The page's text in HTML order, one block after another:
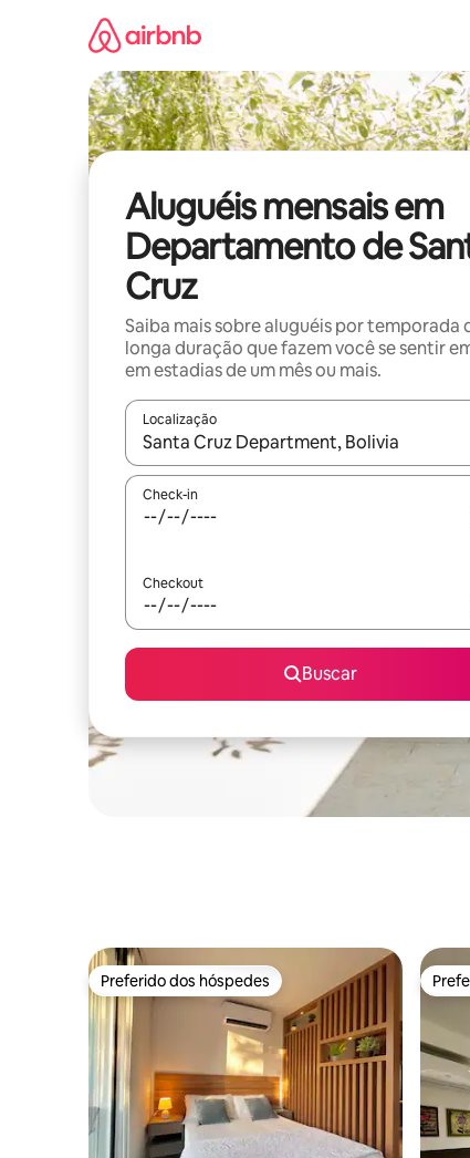
Aluguéis mensais em
Departamento de
Cruz
Saiba mais sobre aluguéis por temporada
longa duração que fazem você se sentir
em estadias de um mês ou mais.
Localização
Quando os resultados estiverem disponíveis,
Check-in
Checkout
Buscar
Preferido dos hóspedes
Preferido dos hóspedes